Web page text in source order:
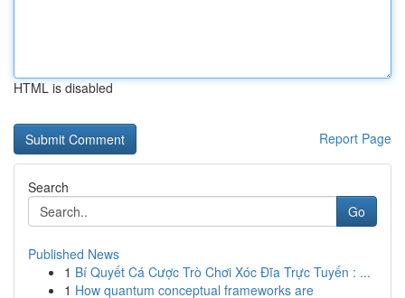
HTML is disabled
Report Page
Search
Go
Published News
1 Bí Quyết Cá Cược Trò Chơi Xóc Đĩa Trực Tuyến : ...
1 How quantum conceptual frameworks are